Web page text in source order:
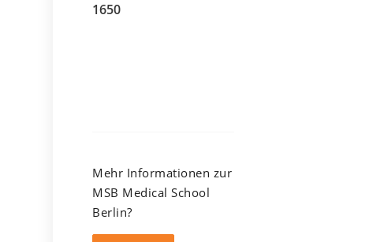
1650
Mehr Informationen zur
MSB Medical School
Berlin?